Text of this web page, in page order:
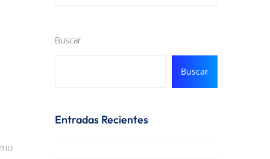
Buscar
Buscar
Entradas Recientes